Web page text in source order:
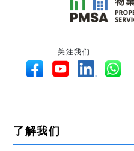
关注我们
了解我们